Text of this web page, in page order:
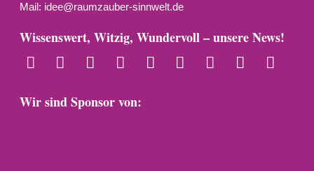
Mail: idee@raumzauber-sinnwelt.de
Wissenswert, Witzig, Wundervoll – unsere News!
Wir sind Sponsor von: